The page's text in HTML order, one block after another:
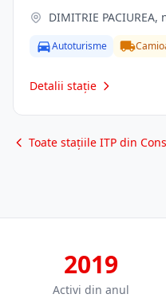
DIMITRIE
Autoturisme
Detalii stație
Toate stațiile ITP din
2019
Activi din anul